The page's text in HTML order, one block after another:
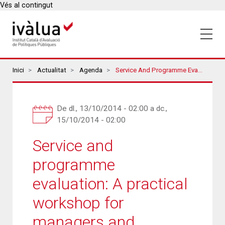
Vés al contingut
Breadcrumbs
Inici Actualitat Agenda Service And Programme Evaluation: A Practical Workshop For Managers And Commissioners
De dl., 13/10/2014 - 02:00 a dc.,
15/10/2014 - 02:00
Service and
programme
evaluation: A practical
workshop for